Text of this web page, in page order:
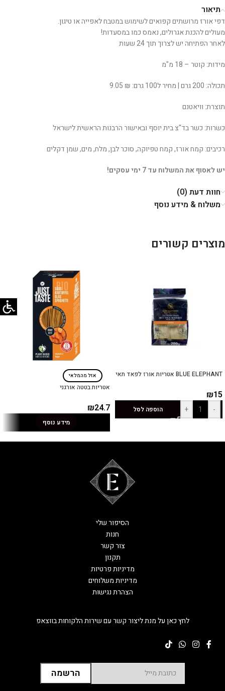
תיאור
דפי אורז מרושתים קפואים לשימוש במטבח לאפייה או טיגון.
מעולים להכנת אגרולים, נאמס כמו במסעדות!
לאחר הפתיחה יש לצרוך תוך 24 שעות
מידות: קוטר – 18 מ"מ
תכולה: 200 גרם | מחיר ל100 גרם: ₪ 9.05
תוצרת: וויאטנם
כשרות: כשר בד"צ בית יוסף ובאישור הרבנות הראשית לישראל
רכיבים: קמח אורז, קמח טפיוקה, סוכר לבן, מלח, מים, שמן דקלים
יש לאסוף את המשלוח עד 7 ימי עסקים!
חוות דעת (0)
משלוח & מידע נוסף
מוצרים קשורים
BLUE ELEPHANT אטריות אורז לפאד תאי
₪15
-
+ הוספה לסל
אזל מהמלאי
אטריות בטטה אורגני
₪24.7
מידע נוסף
לחץ כאן על מנת ליצור קשר עם שירות הלקוחות בווצאפ
הסיפור שלי
חנות
צור קשר
תקנון
מדיניות פרטיות
מדיניות משלוחים
הצהרת נגישות